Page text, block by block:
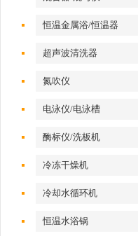
恒温金属浴/恒温器
超声波清洗器
氮吹仪
电泳仪/电泳槽
酶标仪/洗板机
冷冻干燥机
冷却水循环机
恒温水浴锅